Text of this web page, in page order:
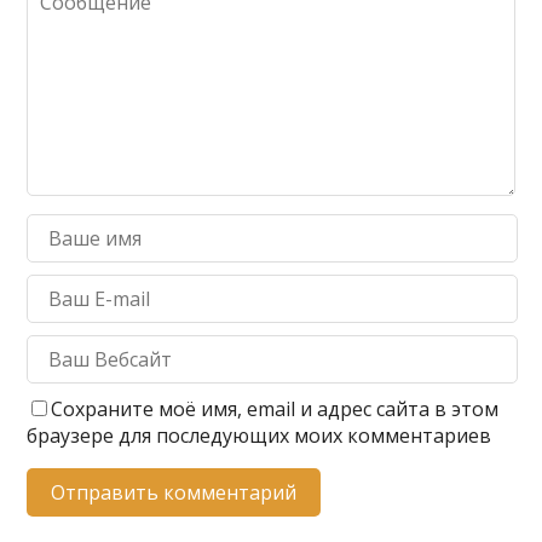
Сохраните моё имя, email и адрес сайта в этом
браузере для последующих моих комментариев